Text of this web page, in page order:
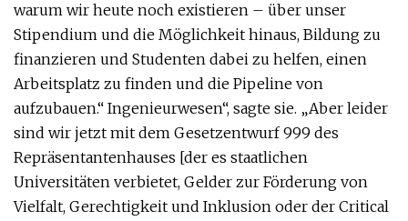
warum wir heute noch existieren – über unser
Stipendium und die Möglichkeit hinaus, Bildung zu
finanzieren und Studenten dabei zu helfen, einen
Arbeitsplatz zu finden und die Pipeline von
aufzubauen.“ Ingenieurwesen“, sagte sie. „Aber leider
sind wir jetzt mit dem Gesetzentwurf 999 des
Repräsentantenhauses [der es staatlichen
Universitäten verbietet, Gelder zur Förderung von
Vielfalt, Gerechtigkeit und Inklusion oder der Critical